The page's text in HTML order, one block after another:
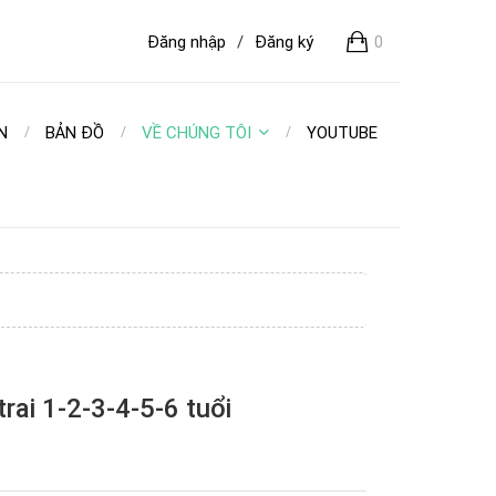
0
Đăng ký
/
Đăng nhập
BẢN ĐỒ VỀ CHÚNG TÔI YOUTUBE
1-2-3-4-5-6 tuổi